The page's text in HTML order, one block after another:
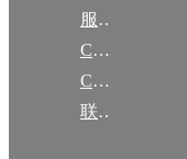
服务项目
CCF大事记
CCF创建60周年
联系我们